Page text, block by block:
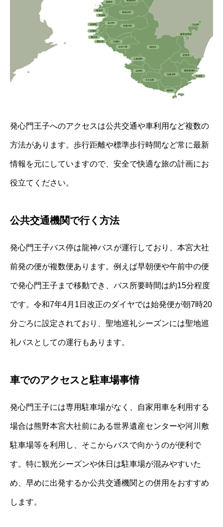
発心門王子へのアクセスは公共交通や車利用など複数の
方法があります。歩行距離や標準歩行時間など常に最新
情報を元にしていますので、安全で快適な旅の計画にお
役立てください。
公共交通機関で行く方法
発心門王子バス停は龍神バスが運行しており、本宮大社
前発の便が複数便あります。例えば早朝便や午前中の便
で発心門王子まで移動でき、バス所要時間は約15分程度
です。令和7年4月1日改正のダイヤでは始発便が朝7時20
分ごろに設定されており、聖地巡礼シーズンには聖地巡
礼バスとしての運行もあります。
車でのアクセスと駐車場事情
発心門王子には専用駐車場がなく、自家用車を利用する
場合は熊野本宮大社前にある世界遺産センターや河川敷
駐車場等を利用し、そこからバスで向かうのが便利で
す。特に観光シーズンや休日は駐車場が混みやすいた
め、早めに出発するか公共交通機関との併用をおすすめ
します。